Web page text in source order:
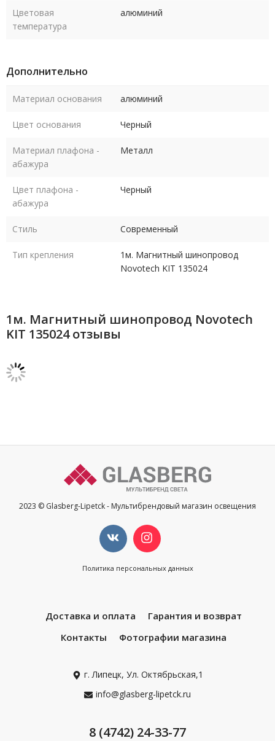
Цветовая
температура
алюминий
Дополнительно
Материал основания алюминий
Цвет основания Черный
Материал плафона -
абажура
Металл
Цвет плафона -
абажура
Черный
Стиль Современный
Тип крепления
1м. Магнитный шинопровод
Novotech KIT 135024
1м. Магнитный шинопровод Novotech
KIT 135024 отзывы
2023 © Glasberg-Lipetck - Мультибрендовый магазин освещения
Политика персональных данных
Доставка и оплата
Гарантия и возврат
Контакты
Фотографии магазина
г. Липецк, Ул. Октябрьская,1
info@glasberg-lipetck.ru
8 (4742) 24-33-77